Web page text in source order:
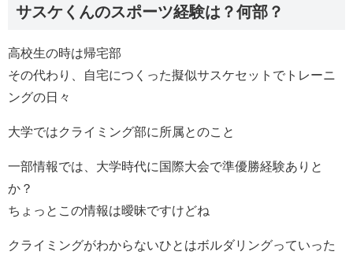
サスケくんのスポーツ経験は？何部？
高校生の時は帰宅部
その代わり、自宅につくった擬似サスケセットでトレーニ
ングの日々
大学ではクライミング部に所属とのこと
一部情報では、大学時代に国際大会で準優勝経験ありと
か？
ちょっとこの情報は曖昧ですけどね
クライミングがわからないひとはボルダリングっていった